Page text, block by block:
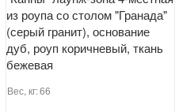
из роупа со столом "Гранада"
(серый гранит), основание
дуб, роуп коричневый, ткань
бежевая
Вес, кг:66